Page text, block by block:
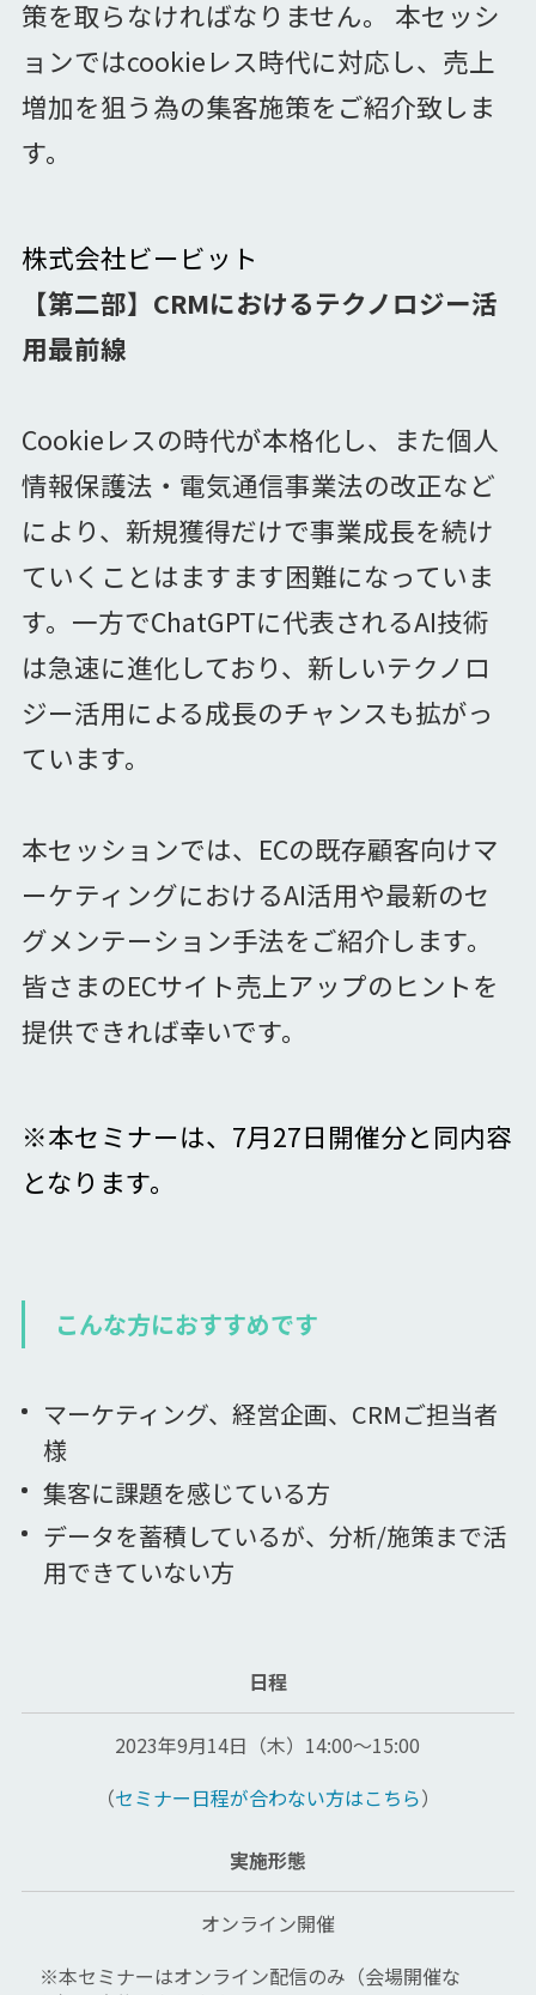
策を取らなければなりません。 本セッシ
ョンではcookieレス時代に対応し、売上
増加を狙う為の集客施策をご紹介致しま
す。
株式会社ビービット
【第二部】CRMにおけるテクノロジー活
用最前線
Cookieレスの時代が本格化し、また個人
情報保護法・電気通信事業法の改正など
により、新規獲得だけで事業成長を続け
ていくことはますます困難になっていま
す。一方でChatGPTに代表されるAI技術
は急速に進化しており、新しいテクノロ
ジー活用による成長のチャンスも拡がっ
ています。
本セッションでは、ECの既存顧客向けマ
ーケティングにおけるAI活用や最新のセ
グメンテーション手法をご紹介します。
皆さまのECサイト売上アップのヒントを
提供できれば幸いです。
※本セミナーは、7月27日開催分と同内容
となります。
こんな方におすすめです
マーケティング、経営企画、CRMご担当者
様
集客に課題を感じている方
データを蓄積しているが、分析/施策まで活
用できていない方
日程
2023年9月14日（木）14:00～15:00
（セミナー日程が合わない方はこちら）
実施形態
オンライン開催
※本セミナーはオンライン配信のみ（会場開催な